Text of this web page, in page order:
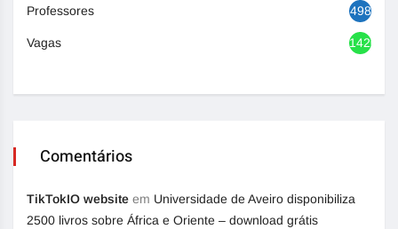
Professores 498
Vagas 1420
Comentários
TikTokIO website em Universidade de Aveiro disponibiliza
2500 livros sobre África e Oriente – download grátis